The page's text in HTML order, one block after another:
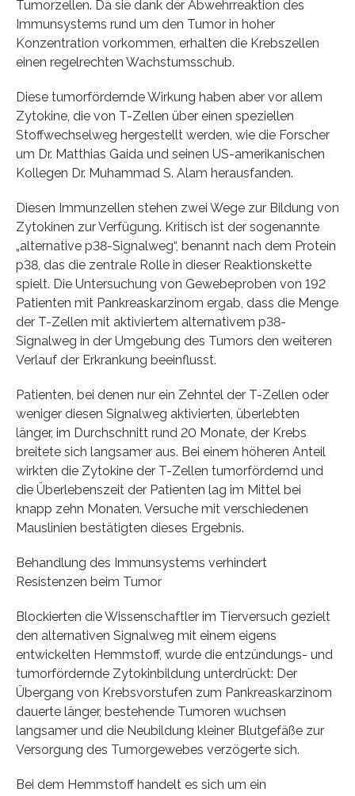
Tumorzellen. Da sie dank der Abwehrreaktion des
Immunsystems rund um den Tumor in hoher
Konzentration vorkommen, erhalten die Krebszellen
einen regelrechten Wachstumsschub.
Diese tumorfördernde Wirkung haben aber vor allem
Zytokine, die von T-Zellen über einen speziellen
Stoffwechselweg hergestellt werden, wie die Forscher
um Dr. Matthias Gaida und seinen US-amerikanischen
Kollegen Dr. Muhammad S. Alam herausfanden.
Diesen Immunzellen stehen zwei Wege zur Bildung von
Zytokinen zur Verfügung. Kritisch ist der sogenannte
„alternative p38-Signalweg“, benannt nach dem Protein
p38, das die zentrale Rolle in dieser Reaktionskette
spielt. Die Untersuchung von Gewebeproben von 192
Patienten mit Pankreaskarzinom ergab, dass die Menge
der T-Zellen mit aktiviertem alternativem p38-
Signalweg in der Umgebung des Tumors den weiteren
Verlauf der Erkrankung beeinflusst.
Patienten, bei denen nur ein Zehntel der T-Zellen oder
weniger diesen Signalweg aktivierten, überlebten
länger, im Durchschnitt rund 20 Monate, der Krebs
breitete sich langsamer aus. Bei einem höheren Anteil
wirkten die Zytokine der T-Zellen tumorfördernd und
die Überlebenszeit der Patienten lag im Mittel bei
knapp zehn Monaten. Versuche mit verschiedenen
Mauslinien bestätigten dieses Ergebnis.
Behandlung des Immunsystems verhindert
Resistenzen beim Tumor
Blockierten die Wissenschaftler im Tierversuch gezielt
den alternativen Signalweg mit einem eigens
entwickelten Hemmstoff, wurde die entzündungs- und
tumorfördernde Zytokinbildung unterdrückt: Der
Übergang von Krebsvorstufen zum Pankreaskarzinom
dauerte länger, bestehende Tumoren wuchsen
langsamer und die Neubildung kleiner Blutgefäße zur
Versorgung des Tumorgewebes verzögerte sich.
Bei dem Hemmstoff handelt es sich um ein